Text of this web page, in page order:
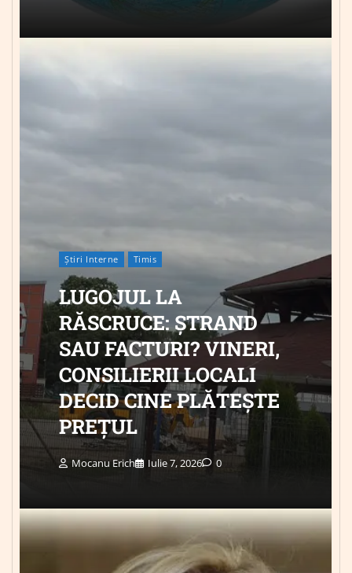
Știri Interne Timis
LUGOJUL LA
RĂSCRUCE: ȘTRAND
SAU FACTURI? VINERI,
CONSILIERII LOCALI
DECID CINE PLĂTEȘTE
PREȚUL
Mocanu Erich Iulie 7, 2026 0